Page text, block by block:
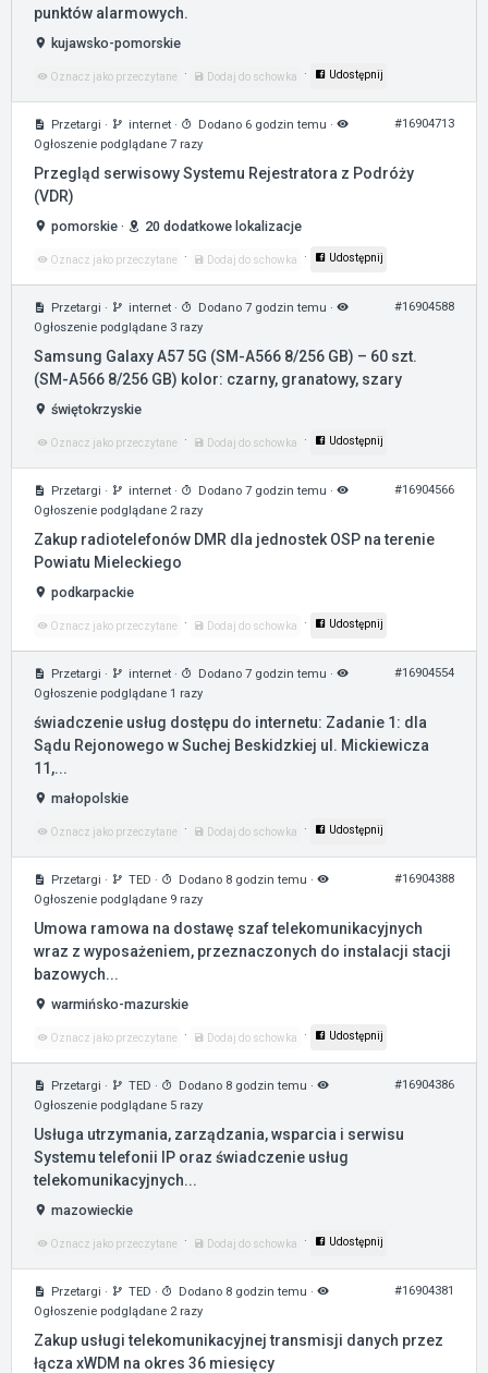
punktów alarmowych.
kujawsko-pomorskie
Oznacz jako przeczytane · Dodaj do schowka · Udostępnij
Przetargi · internet · Dodano 6 godzin temu ·
Ogłoszenie podglądane 7 razy
#16904713
Przegląd serwisowy Systemu Rejestratora z Podróży
(VDR)
pomorskie · 20 dodatkowe lokalizacje
Oznacz jako przeczytane · Dodaj do schowka · Udostępnij
Przetargi · internet · Dodano 7 godzin temu ·
Ogłoszenie podglądane 3 razy
#16904588
Samsung Galaxy A57 5G (SM-A566 8/256 GB) – 60 szt.
(SM-A566 8/256 GB) kolor: czarny, granatowy, szary
świętokrzyskie
Oznacz jako przeczytane · Dodaj do schowka · Udostępnij
Przetargi · internet · Dodano 7 godzin temu ·
Ogłoszenie podglądane 2 razy
#16904566
Zakup radiotelefonów DMR dla jednostek OSP na terenie
Powiatu Mieleckiego
podkarpackie
Oznacz jako przeczytane · Dodaj do schowka · Udostępnij
Przetargi · internet · Dodano 7 godzin temu ·
Ogłoszenie podglądane 1 razy
#16904554
świadczenie usług dostępu do internetu: Zadanie 1: dla
Sądu Rejonowego w Suchej Beskidzkiej ul. Mickiewicza
11,...
małopolskie
Oznacz jako przeczytane · Dodaj do schowka · Udostępnij
Przetargi · TED · Dodano 8 godzin temu ·
Ogłoszenie podglądane 9 razy
#16904388
Umowa ramowa na dostawę szaf telekomunikacyjnych
wraz z wyposażeniem, przeznaczonych do instalacji stacji
bazowych...
warmińsko-mazurskie
Oznacz jako przeczytane · Dodaj do schowka · Udostępnij
Przetargi · TED · Dodano 8 godzin temu ·
Ogłoszenie podglądane 5 razy
#16904386
Usługa utrzymania, zarządzania, wsparcia i serwisu
Systemu telefonii IP oraz świadczenie usług
telekomunikacyjnych...
mazowieckie
Oznacz jako przeczytane · Dodaj do schowka · Udostępnij
Przetargi · TED · Dodano 8 godzin temu ·
Ogłoszenie podglądane 2 razy
#16904381
Zakup usługi telekomunikacyjnej transmisji danych przez
łącza xWDM na okres 36 miesięcy